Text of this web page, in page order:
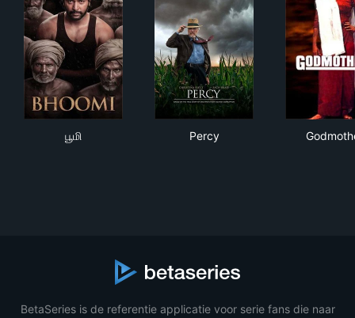
பூமி Percy
BetaSeries is de referentie applicatie voor serie fans die naar